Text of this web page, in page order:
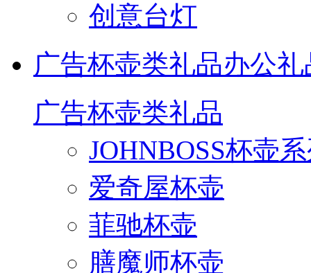
创意台灯
广告杯壶类礼品办公礼
广告杯壶类礼品
JOHNBOSS杯壶
爱奇屋杯壶
菲驰杯壶
膳魔师杯壶